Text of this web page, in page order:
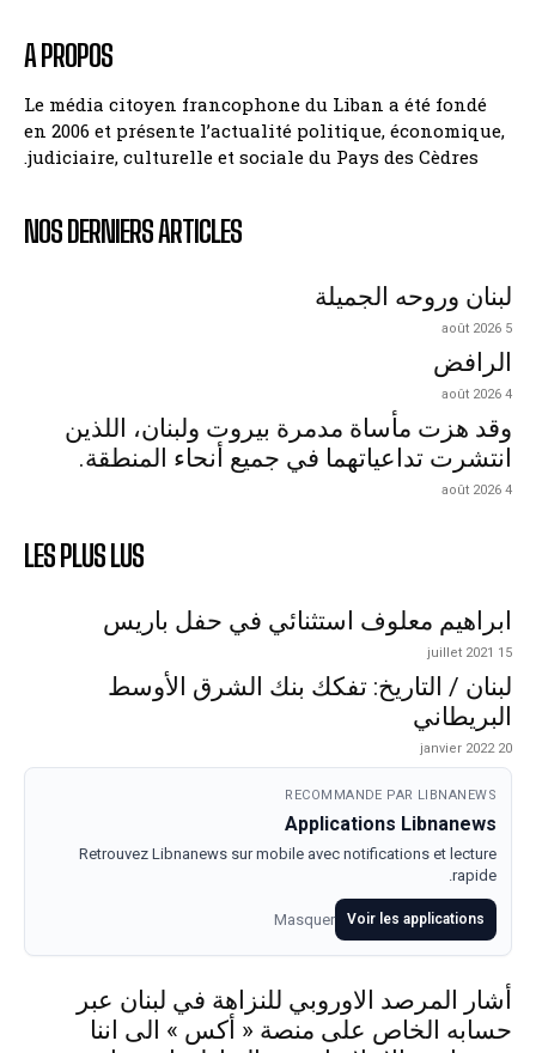
A PROPOS
Le média citoyen francophone du Liban a été fondé
en 2006 et présente l’actualité politique, économique,
judiciaire, culturelle et sociale du Pays des Cèdres.
NOS DERNIERS ARTICLES
لبنان وروحه الجميلة
5 août 2026
الرافض
4 août 2026
وقد هزت مأساة مدمرة بيروت ولبنان، اللذين
انتشرت تداعياتهما في جميع أنحاء المنطقة.
4 août 2026
LES PLUS LUS
ابراهيم معلوف استثنائي في حفل باريس
15 juillet 2021
لبنان / التاريخ: تفكك بنك الشرق الأوسط
البريطاني
20 janvier 2022
RECOMMANDE PAR LIBNANEWS
Applications Libnanews
Retrouvez Libnanews sur mobile avec notifications et lecture
rapide.
Voir les applications
Masquer
أشار المرصد الاوروبي للنزاهة في لبنان عبر
حسابه الخاص على منصة « أكس » الى اننا